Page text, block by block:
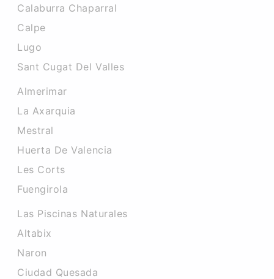
Calaburra Chaparral
Calpe
Lugo
Sant Cugat Del Valles
Almerimar
La Axarquia
Mestral
Huerta De Valencia
Les Corts
Fuengirola
Las Piscinas Naturales
Altabix
Naron
Ciudad Quesada